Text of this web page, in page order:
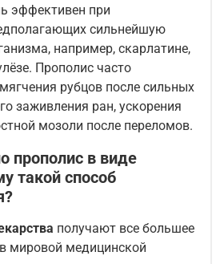
эффективен при
сильнейшую
например, скарлатине,
Прополис часто
рубцов после сильных
заживления ран, ускорения
мозоли после переломов.
прополис в виде
такой способ
получают все большее
мировой медицинской